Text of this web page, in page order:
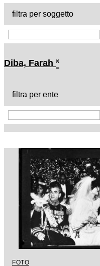
filtra per soggetto
Diba, Farah ˟
filtra per ente
FOTO